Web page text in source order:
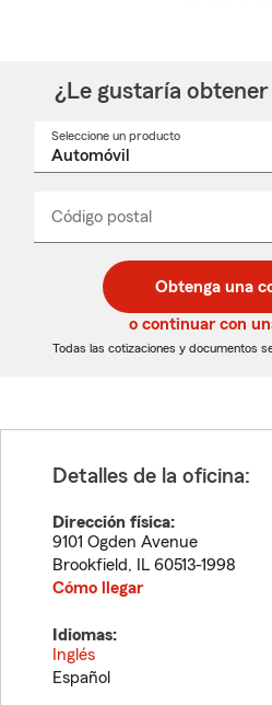
¿Le gustaría
Seleccione un producto
desplegable
Código postal
de
5
dígitos
de
5
dígitos
_____
Obtenga una
o continuar con
Todas las cotizaciones y documentos
Detalles de la oficina:
Dirección física:
9101 Ogden Avenue
Brookfield, IL 60513-1998
Cómo llegar
Idiomas:
Inglés
Español